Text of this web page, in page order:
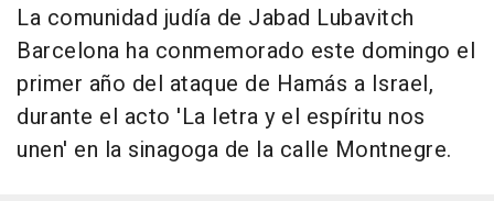
La comunidad judía de Jabad Lubavitch
Barcelona ha conmemorado este domingo el
primer año del ataque de Hamás a Israel,
durante el acto 'La letra y el espíritu nos
unen' en la sinagoga de la calle Montnegre.